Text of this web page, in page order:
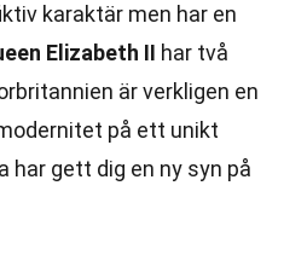
karaktär men har en
Elizabeth II har två
är verkligen en
på ett unikt
gett dig en ny syn på